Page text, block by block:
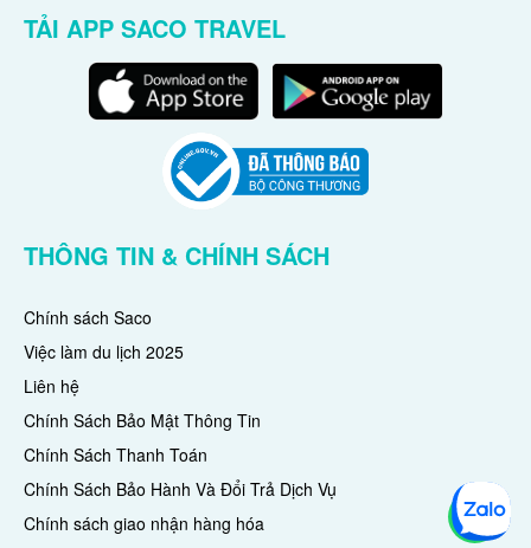
TẢI APP SACO TRAVEL
THÔNG TIN & CHÍNH SÁCH
Chính sách Saco
Việc làm du lịch 2025
Liên hệ
Chính Sách Bảo Mật Thông Tin
Chính Sách Thanh Toán
Chính Sách Bảo Hành Và Đổi Trả Dịch Vụ
Chính sách giao nhận hàng hóa